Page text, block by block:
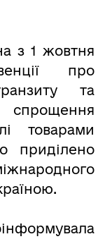
з 1 жовтня
про
та
товарами
приділено